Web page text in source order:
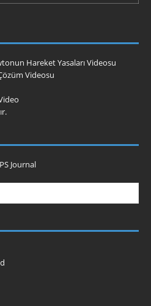
Hareket Yasaları Videosu
Videosu
Journal